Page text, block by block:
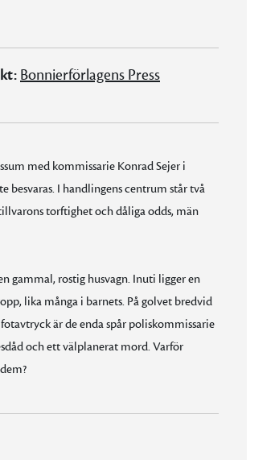
Bonnierförlagens Press
med kommissarie Konrad Sejer i
besvaras. I handlingens centrum står två
torftighet och dåliga odds, män
gammal, rostig husvagn. Inuti ligger en
lika många i barnets. På golvet bredvid
är de enda spår poliskommissarie
och ett välplanerat mord. Varför